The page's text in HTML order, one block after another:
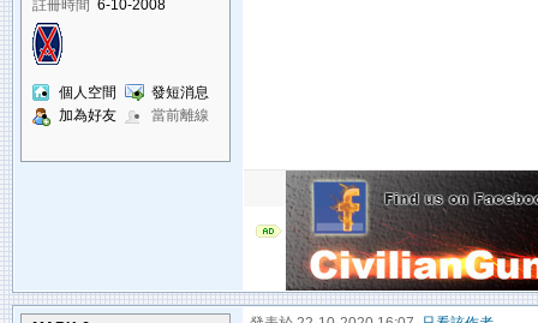
註冊時間 6-10-2008
個人空間
發短消息
加為好友
當前離線